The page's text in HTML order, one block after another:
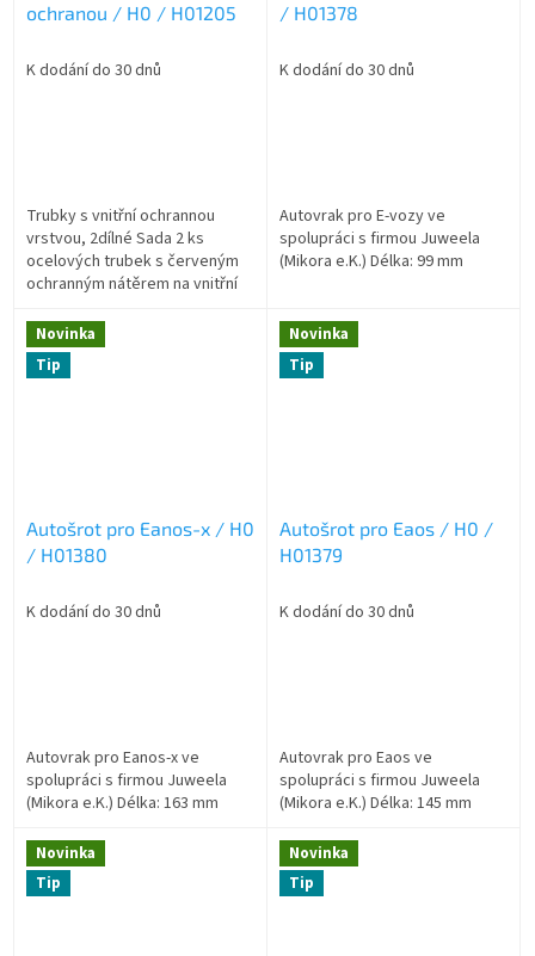
ochranou / H0 / H01205
K dodání do 30 dnů
Trubky s vnitřní ochrannou
vrstvou, 2dílné Sada 2 ks
ocelových trubek s červeným
ochranným nátěrem na vnitřní
/ H01378
K dodání do 30 dnů
Autovrak pro E-vozy ve
spolupráci s firmou Juweela
(Mikora e.K.) Délka: 99 mm
Novinka
Tip
Autošrot pro Eanos-x / H0
/ H01380
K dodání do 30 dnů
Autovrak pro Eanos-x ve
spolupráci s firmou Juweela
(Mikora e.K.) Délka: 163 mm
Novinka
Tip
Autošrot pro Eaos / H0 /
H01379
K dodání do 30 dnů
Autovrak pro Eaos ve
spolupráci s firmou Juweela
(Mikora e.K.) Délka: 145 mm
Novinka
Tip
Novinka
Tip